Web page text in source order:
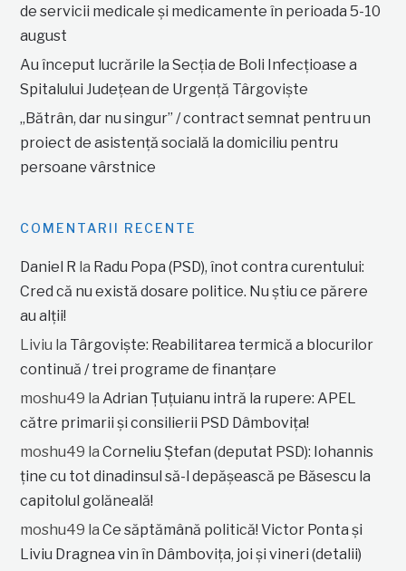
de servicii medicale și medicamente în perioada 5-10
august
Au început lucrările la Secția de Boli Infecțioase a
Spitalului Județean de Urgență Târgoviște
„Bătrân, dar nu singur” / contract semnat pentru un
proiect de asistență socială la domiciliu pentru
persoane vârstnice
COMENTARII RECENTE
Daniel R la Radu Popa (PSD), înot contra curentului:
Cred că nu există dosare politice. Nu știu ce părere
au alții!
Liviu la Târgoviște: Reabilitarea termică a blocurilor
continuă / trei programe de finanțare
moshu49 laAdrian Țuțuianu intră la rupere: APEL
către primarii și consilierii PSD Dâmbovița!
moshu49 laCorneliu Ștefan (deputat PSD): Iohannis
ține cu tot dinadinsul să-l depășească pe Băsescu la
capitolul golăneală!
moshu49 laCe săptămână politică! Victor Ponta și
Liviu Dragnea vin în Dâmbovița, joi și vineri (detalii)